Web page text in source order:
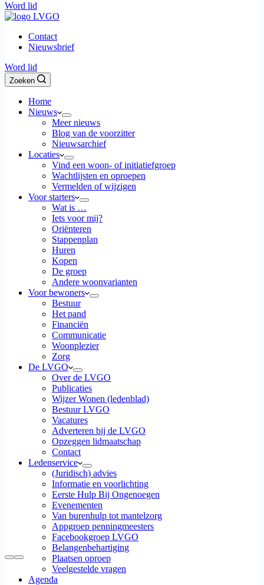
Word lid
Contact
Nieuwsbrief
Word lid
Zoeken
Home
Nieuws
Meer nieuws
Blog van de voorzitter
Nieuwsarchief
Locaties
Vind een woon- of initiatiefgroep
Wachtlijsten en oproepen
Vermelden of wijzigen
Voor starters
Wat is …
Iets voor mij?
Oriënteren
Stappenplan
Huren
Kopen
De groep
Andere woonvarianten
Voor bewoners
Bestuur
Het pand
Financiën
Communicatie
Woonplezier
Zorg
De LVGO
Over de LVGO
Publicaties
Wijzer Wonen (ledenblad)
Bestuur LVGO
Vacatures
Adverteren bij de LVGO
Opzeggen lidmaatschap
Contact
Ledenservice
(Juridisch) advies
Informatie en voorlichting
Eerste Hulp Bij Ongenoegen
Evenementen
Van burenhulp tot mantelzorg
Appgroep penningmeesters
Facebookgroep LVGO
Belangenbehartiging
Plaatsen oproep
Veelgestelde vragen
Agenda